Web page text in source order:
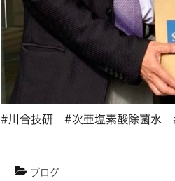
#川合技研 #次亜塩素酸除菌水
ブログ